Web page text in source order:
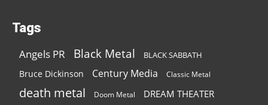
Tags
Angels PR Black Metal BLACK SABBATH
Bruce Dickinson Century Media Classic Metal
death metal Doom Metal DREAM THEATER